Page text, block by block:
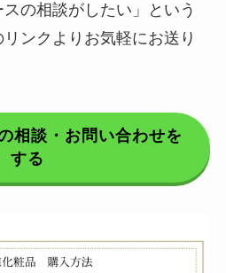
の相談がしたい」という
ンクよりお気軽にお送り
相談・お問い合わせを
する